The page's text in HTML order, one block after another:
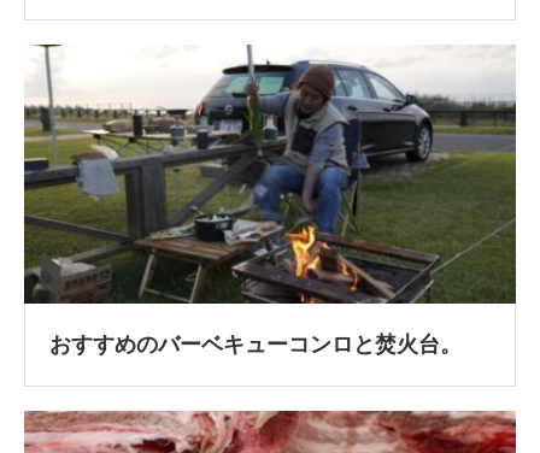
おすすめのバーベキューコンロと焚火台。